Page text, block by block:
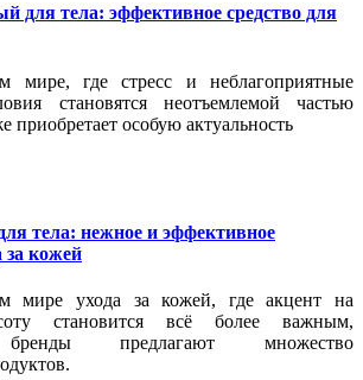
для тела: эффективное средство для
мире, где стресс и неблагоприятные
становятся неотъемлемой частью
приобретает особую актуальность
тела: нежное и эффективное
за кожей
мире ухода за кожей, где акцент на
становится всё более важным,
бренды предлагают множество